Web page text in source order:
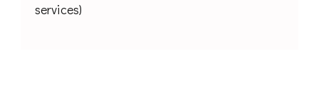
services)